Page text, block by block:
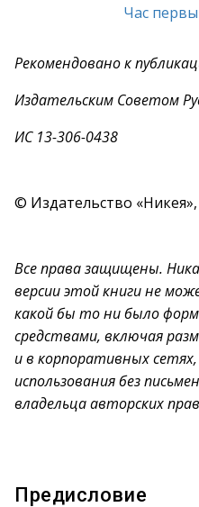
Час
Рекомендовано к
Издательским Советом
ИС 13-306-0438
© Издательство «Никея»,
Все права защищены.
версии этой книги не
какой бы то ни было
средствами, включая
и в корпоративных
использования без
владельца авторских
Предисловие